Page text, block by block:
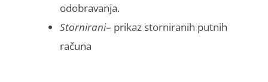
odobravanja.
Stornirani– prikaz storniranih putnih
računa